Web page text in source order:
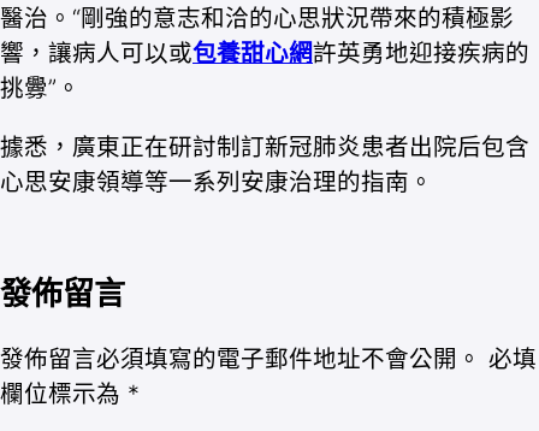
醫治。“剛強的意志和洽的心思狀況帶來的積極影
響，讓病人可以或包養甜心網許英勇地迎接疾病的
挑釁”。
據悉，廣東正在研討制訂新冠肺炎患者出院后包含
心思安康領導等一系列安康治理的指南。
發佈留言
發佈留言必須填寫的電子郵件地址不會公開。 必填
欄位標示為 *